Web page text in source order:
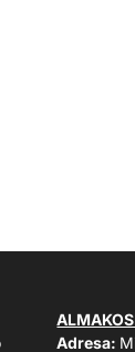
Adresa: